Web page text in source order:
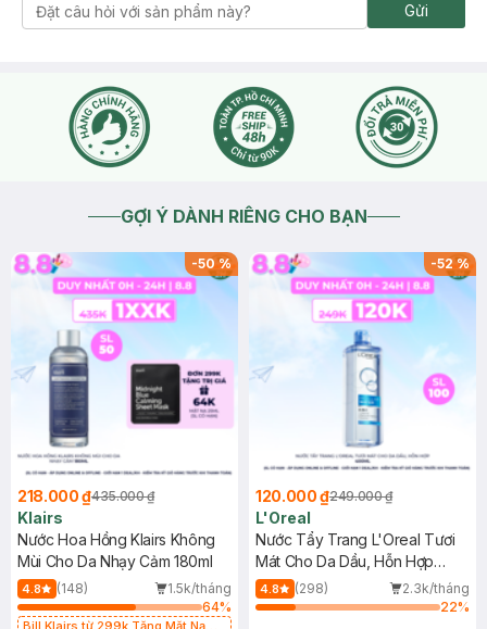
Gửi
GỢI Ý DÀNH RIÊNG CHO BẠN
-50%
218.000 ₫435.000 ₫
Klairs
Nước Hoa Hồng Klairs Không
Mùi Cho Da Nhạy Cảm 180ml
4.8 (148)
1.5k/tháng
64%
Bill Klairs từ 299k Tặng Mặt Nạ
-52%
120.000 ₫249.000 ₫
L'Oreal
Nước Tẩy Trang L'Oreal Tươi
Mát Cho Da Dầu, Hỗn Hợp
400ml
4.8 (298)
2.3k/tháng
22%